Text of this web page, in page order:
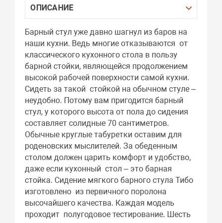
ОПИСАНИЕ
Барный стул уже давно шагнул из баров на
наши кухни. Ведь многие отказываются от
классического кухонного стола в пользу
барной стойки, являющейся продолжением
высокой рабочей поверхности самой кухни.
Сидеть за такой стойкой на обычном стуле –
неудобно. Потому вам пригодится барный
стул, у которого высота от пола до сидения
составляет солидные 70 сантиметров.
Обычные круглые табуретки оставим для
роденовских мыслителей. За обеденным
столом должен царить комфорт и удобство,
даже если кухонный стол – это барная
стойка. Сидение мягкого барного стула Тибо
изготовлено из первичного поролона
высочайшего качества. Каждая модель
проходит полугодовое тестирование. Шесть